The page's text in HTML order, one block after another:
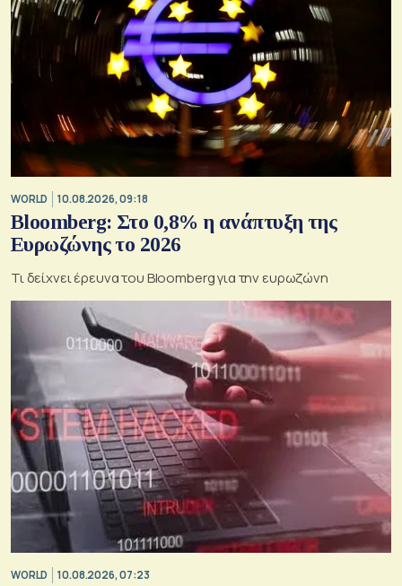
WORLD 10.08.2026, 09:18
Bloomberg: Στο 0,8% η ανάπτυξη της
Ευρωζώνης το 2026
Τι δείχνει έρευνα του Bloomberg για την ευρωζώνη
WORLD 10.08.2026, 07:23